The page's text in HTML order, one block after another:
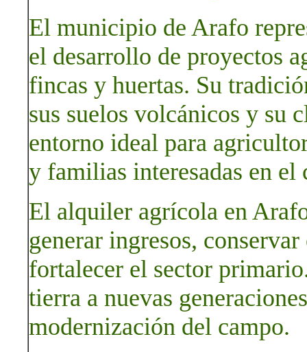
El municipio de Arafo
el desarrollo de proyectos
fincas y huertas. Su
sus suelos volcánicos y su
entorno ideal para
y familias interesadas en
El alquiler agrícola en
generar ingresos,
fortalecer el sector
tierra a nuevas
modernización del campo.